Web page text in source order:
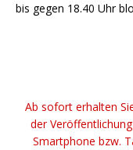
bis gegen 18.40 Uhr
Ab sofort erhalten
der
Smartphone bzw.